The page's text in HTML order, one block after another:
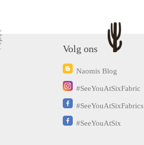
Volg ons
Naomis Blog
#SeeYouAtSixFabric
#SeeYouAtSixFabrics
#SeeYouAtSix